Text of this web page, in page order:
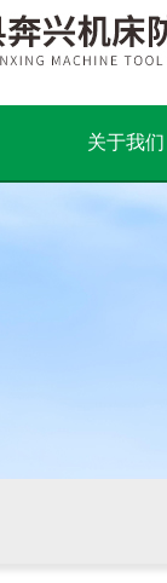
关于我们